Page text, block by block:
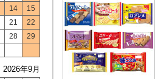
14
15
21
22
28
29
2026年9月